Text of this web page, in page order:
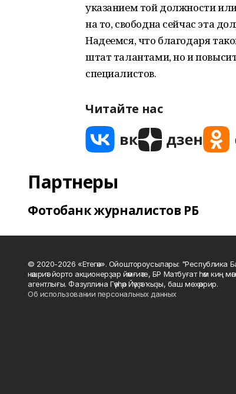
указанием той должности
на то, свободна сейчас эта
Надеемся, что благодаря
штат талантами, но и
специалистов.
Читайте нас
Партнеры
Фотобанк журналистов РБ
© 2020-2026 «Етегән». Ойоштороусылары: "Республика
нәшриәт йорто акционерҙар йәмғиәте, БР Матбуғат һәм киң
агентлығы. Фазуллина Гәүһәр Йәүҙәт ҡыҙы, баш мөхәррир.
Об использовании персональных данных